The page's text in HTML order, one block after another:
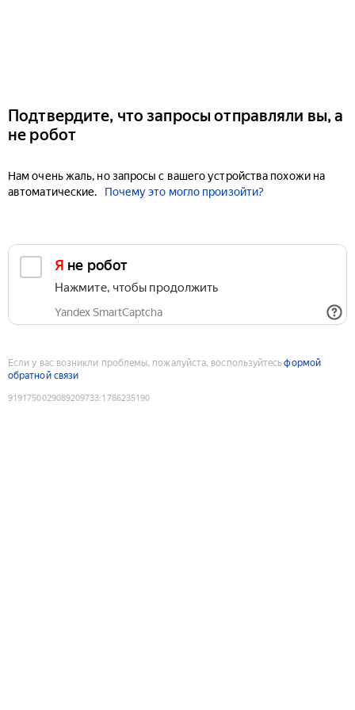
Подтвердите, что запросы отправляли вы, а
не робот
Нам очень жаль, но запросы с вашего устройства похожи на
автоматические.
Почему это могло произойти?
Я не робот
Нажмите, чтобы продолжить
Yandex SmartCaptcha
Если у вас возникли проблемы, пожалуйста, воспользуйтесьформой
обратной связи
9191750029089209733:1786235190